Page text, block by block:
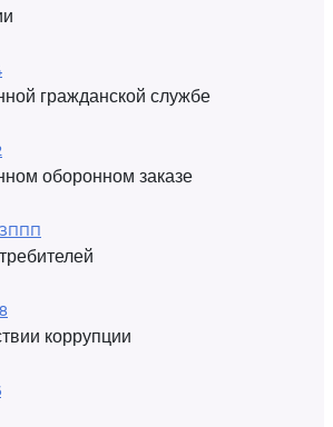
гражданской службе
оборонном заказе
ЗППП
коррупции